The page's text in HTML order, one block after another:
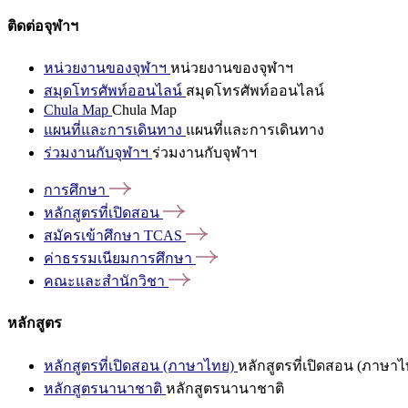
ติดต่อจุฬาฯ
หน่วยงานของจุฬาฯ หน่วยงานของจุฬาฯ
สมุดโทรศัพท์ออนไลน์ สมุดโทรศัพท์ออนไลน์
Chula Map Chula Map
แผนที่และการเดินทาง แผนที่และการเดินทาง
ร่วมงานกับจุฬาฯ ร่วมงานกับจุฬาฯ
การศึกษา
หลักสูตรที่เปิดสอน
สมัครเข้าศึกษา TCAS
ค่าธรรมเนียมการศึกษา
คณะและสำนักวิชา
หลักสูตร
หลักสูตรที่เปิดสอน (ภาษาไทย) หลักสูตรที่เปิดสอน (ภาษาไ
หลักสูตรนานาชาติ หลักสูตรนานาชาติ